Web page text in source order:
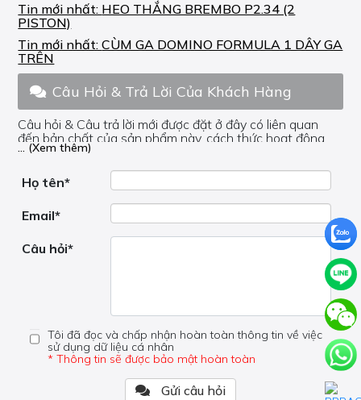
Tin mới nhất: HEO THẮNG BREMBO P2.34 (2
PISTON)
Tin mới nhất:CÙM GA DOMINO FORMULA 1 DÂY GA
TRÊN
Câu Hỏi & Trả Lời Của Khách Hàng
Câu hỏi & Câu trả lời mới được đặt ở đây có liên quan
đến bản chất của sản phẩm này, cách thức hoạt động,
nơi hoạt động, liệu nó có hữu ích không, v.v.
câu hỏi của bạn ở đây mà bên trong trang đó.
... (Xem thêm)
Họ tên*
Email*
Câu hỏi*
Tôi đã đọc và chấp nhận hoàn toàn thông tin về việc
sử dụng dữ liệu cá nhân
* Thông tin sẽ được bảo mật hoàn toàn
Gửi câu hỏi